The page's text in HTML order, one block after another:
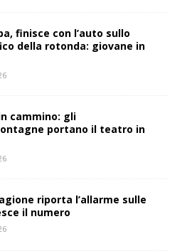
finisce con l’auto sullo
della rotonda: giovane in
cammino: gli
portano il teatro in
riporta l’allarme sulle
il numero